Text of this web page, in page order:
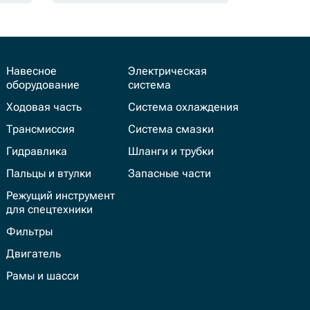
Навесное
оборудование
Ходовая часть
Трансмиссия
Гидравлика
Пальцы и втулки
Режущий инструмент
для спецтехники
Фильтры
Двигатель
Рамы и шасси
Электрическая
система
Система охлаждения
Система смазки
Шланги и трубки
Запасные части